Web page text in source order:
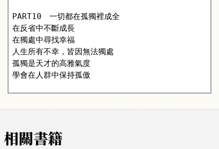
PART10　一切都在孤獨裡成全
在反省中不斷成長
在獨處中尋找幸福
人生所有不幸，皆因無法獨處
孤獨是天才的高雅氣度
學會在人群中保持孤傲
相關書籍